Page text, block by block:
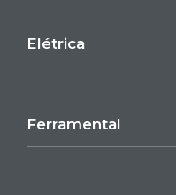
Elétrica
Ferramental